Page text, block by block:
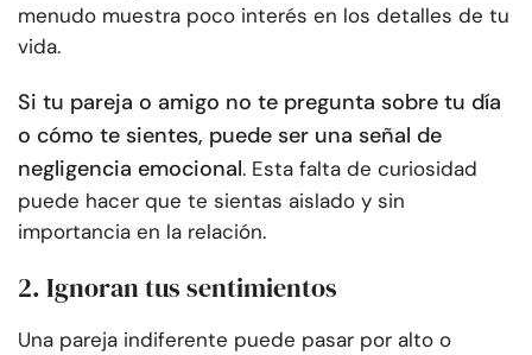
menudo muestra poco interés en los detalles de tu
vida.
Si tu pareja o amigo no te pregunta sobre tu día
o cómo te sientes, puede ser una señal de
negligencia emocional. Esta falta de curiosidad
puede hacer que te sientas aislado y sin
importancia en la relación.
2. Ignoran tus sentimientos
Una pareja indiferente puede pasar por alto o